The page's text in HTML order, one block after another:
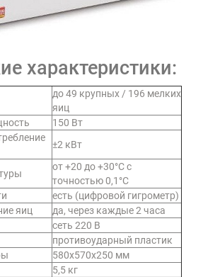
характеристики:
до 49 крупных / 196 мелких
яиц
150 Вт
±2 кВт
от +20 до +30°C с
точностью 0,1°C
есть (цифровой гигрометр)
яиц
да, через каждые 2 часа
сеть 220 В
противоударный пластик
580x570x250 мм
5,5 кг